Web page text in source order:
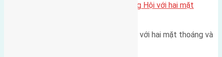
Một vị trí hiếm còn lại tại X1 Đông Hội với hai mặt
Một góc tái định cư X1 Đông Hội với hai mặt thoáng và